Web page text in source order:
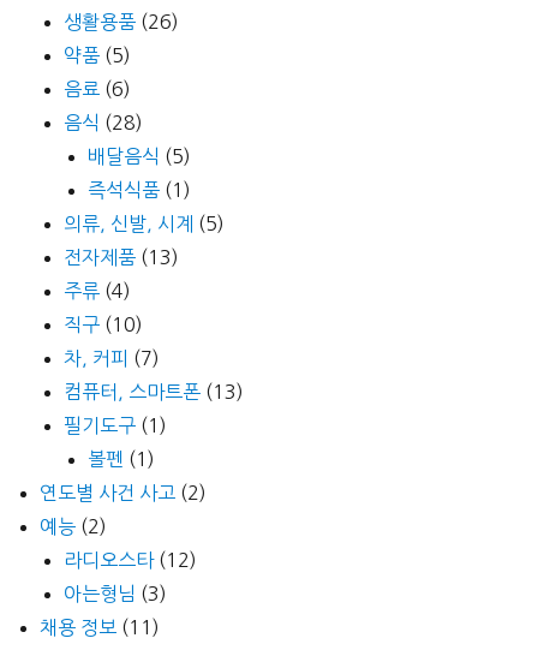
생활용품 (26)
약품 (5)
음료 (6)
음식 (28)
배달음식 (5)
즉석식품 (1)
의류, 신발, 시계
(5)
전자제품 (13)
주류 (4)
직구 (10)
차, 커피 (7)
컴퓨터, 스마트폰 (13)
필기도구 (1)
볼펜 (1)
연도별 사건 사고 (2)
예능 (2)
라디오스타(12)
아는형님 (3)
채용 정보 (11)